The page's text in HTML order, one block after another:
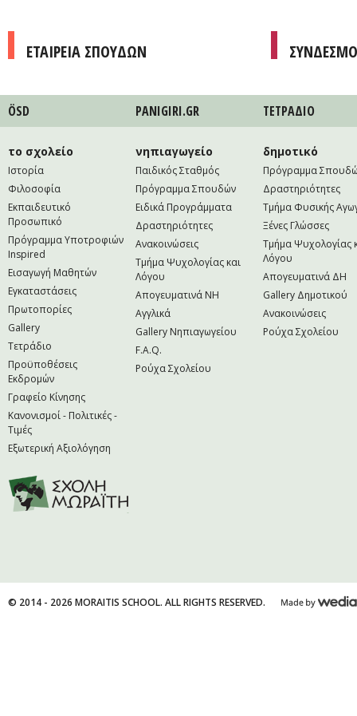
ΕΤΑΙΡΕΙΑ ΣΠΟΥΔΩΝ
ÖSD PANIGIRI.GR ΤΕΤΡAΔΙΟ
το σχολείο
Ιστορία
Φιλοσοφία
Εκπαιδευτικό
Προσωπικό
Πρόγραμμα Υποτροφιών
Inspired
Εισαγωγή Μαθητών
Εγκαταστάσεις
Πρωτοπορίες
Gallery
Τετράδιο
Προϋποθέσεις
Εκδρομών
Γραφείο Κίνησης
Κανονισμοί - Πολιτικές -
Τιμές
Εξωτερική Αξιολόγηση
νηπιαγωγείο
Παιδικός Σταθμός
Πρόγραμμα Σπουδών
Ειδικά Προγράμματα
Δραστηριότητες
Ανακοινώσεις
Τμήμα Ψυχολογίας και
Λόγου
Απογευματινά NH
Αγγλικά
Gallery Νηπιαγωγείου
F.A.Q.
Ρούχα Σχολείου
δημοτικό
Πρόγραμμα
Δραστηριότητες
Τμήμα Φυσικής
Ξένες Γλώσσες
Τμήμα Ψυχολογίας
Λόγου
Απογευματινά ΔΗ
Gallery Δημοτικού
Ανακοινώσεις
Ρούχα Σχολείου
© 2014 - 2026 MORAITIS SCHOOL. ALL RIGHTS RESERVED.